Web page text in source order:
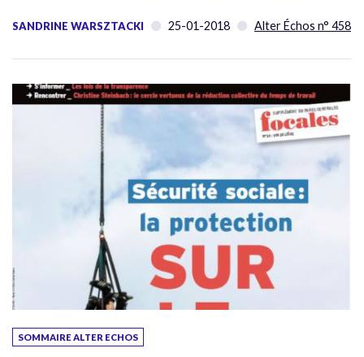
SANDRINE WARSZTACKI 25-01-2018 Alter Échos n° 458
SOMMAIRE ALTER ECHOS